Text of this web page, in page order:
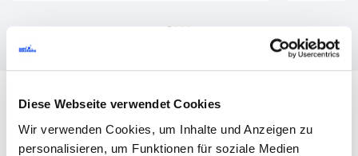
Diese Webseite verwendet Cookies
Wir verwenden Cookies, um Inhalte und Anzeigen zu
personalisieren, um Funktionen für soziale Medien
Technologien